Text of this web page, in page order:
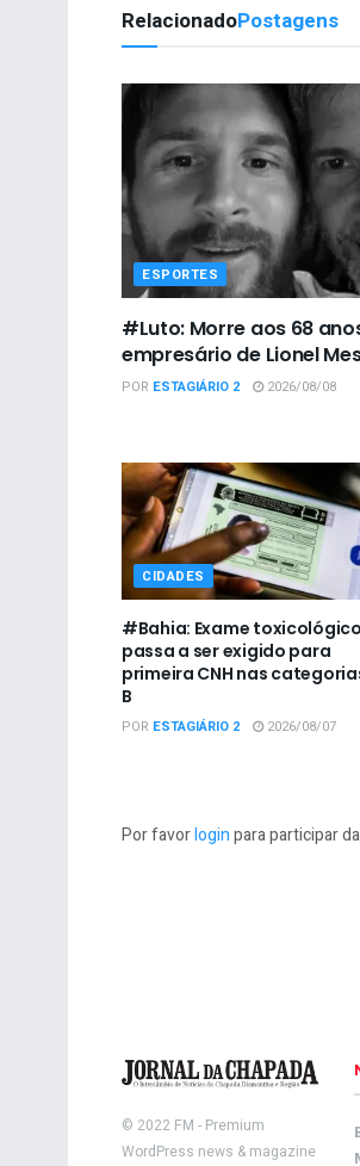
RelacionadoPostagens
ESPORTES
#Luto: Morre aos 68
empresário de Lionel
POR ESTAGIÁRIO 2 2026/08/08
CIDADES
#Bahia: Exame toxicológico
passa a ser exigido para
primeira CNH nas
B
POR ESTAGIÁRIO 2 2026/08/07
Por favorloginpara participar
© 2022 FM - Premium
WordPress news & magazine